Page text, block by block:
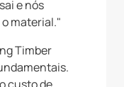
e nós
material."
Timber